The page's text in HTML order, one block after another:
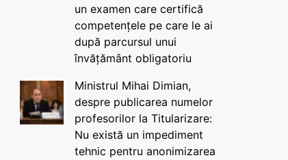
un examen care certifică
competențele pe care le ai
după parcursul unui
învățământ obligatoriu
Ministrul Mihai Dimian,
despre publicarea numelor
profesorilor la Titularizare:
Nu există un impediment
tehnic pentru anonimizarea